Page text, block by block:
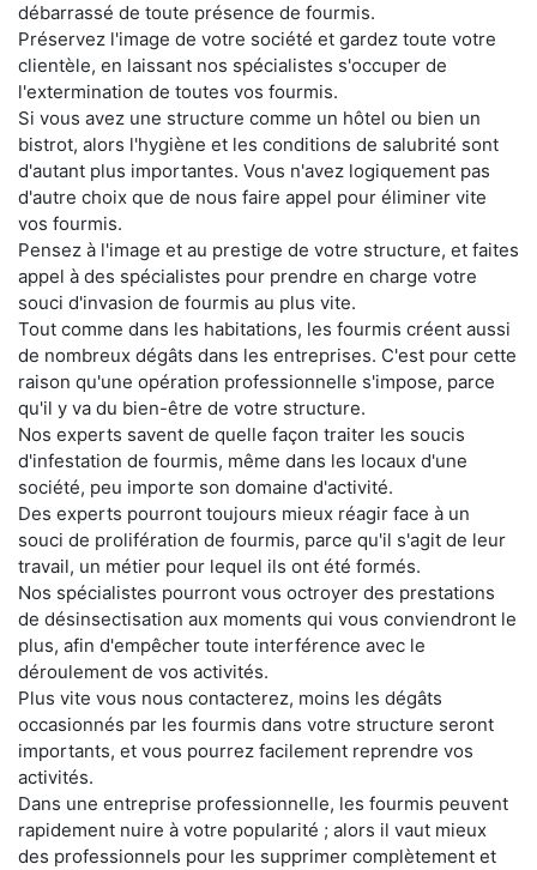
débarrassé de toute présence de fourmis.
Préservez l'image de votre société et gardez toute votre
clientèle, en laissant nos spécialistes s'occuper de
l'extermination de toutes vos fourmis.
Si vous avez une structure comme un hôtel ou bien un
bistrot, alors l'hygiène et les conditions de salubrité sont
d'autant plus importantes. Vous n'avez logiquement pas
d'autre choix que de nous faire appel pour éliminer vite
vos fourmis.
Pensez à l'image et au prestige de votre structure, et faites
appel à des spécialistes pour prendre en charge votre
souci d'invasion de fourmis au plus vite.
Tout comme dans les habitations, les fourmis créent aussi
de nombreux dégâts dans les entreprises. C'est pour cette
raison qu'une opération professionnelle s'impose, parce
qu'il y va du bien-être de votre structure.
Nos experts savent de quelle façon traiter les soucis
d'infestation de fourmis, même dans les locaux d'une
société, peu importe son domaine d'activité.
Des experts pourront toujours mieux réagir face à un
souci de prolifération de fourmis, parce qu'il s'agit de leur
travail, un métier pour lequel ils ont été formés.
Nos spécialistes pourront vous octroyer des prestations
de désinsectisation aux moments qui vous conviendront le
plus, afin d'empêcher toute interférence avec le
déroulement de vos activités.
Plus vite vous nous contacterez, moins les dégâts
occasionnés par les fourmis dans votre structure seront
importants, et vous pourrez facilement reprendre vos
activités.
Dans une entreprise professionnelle, les fourmis peuvent
rapidement nuire à votre popularité ; alors il vaut mieux
des professionnels pour les supprimer complètement et